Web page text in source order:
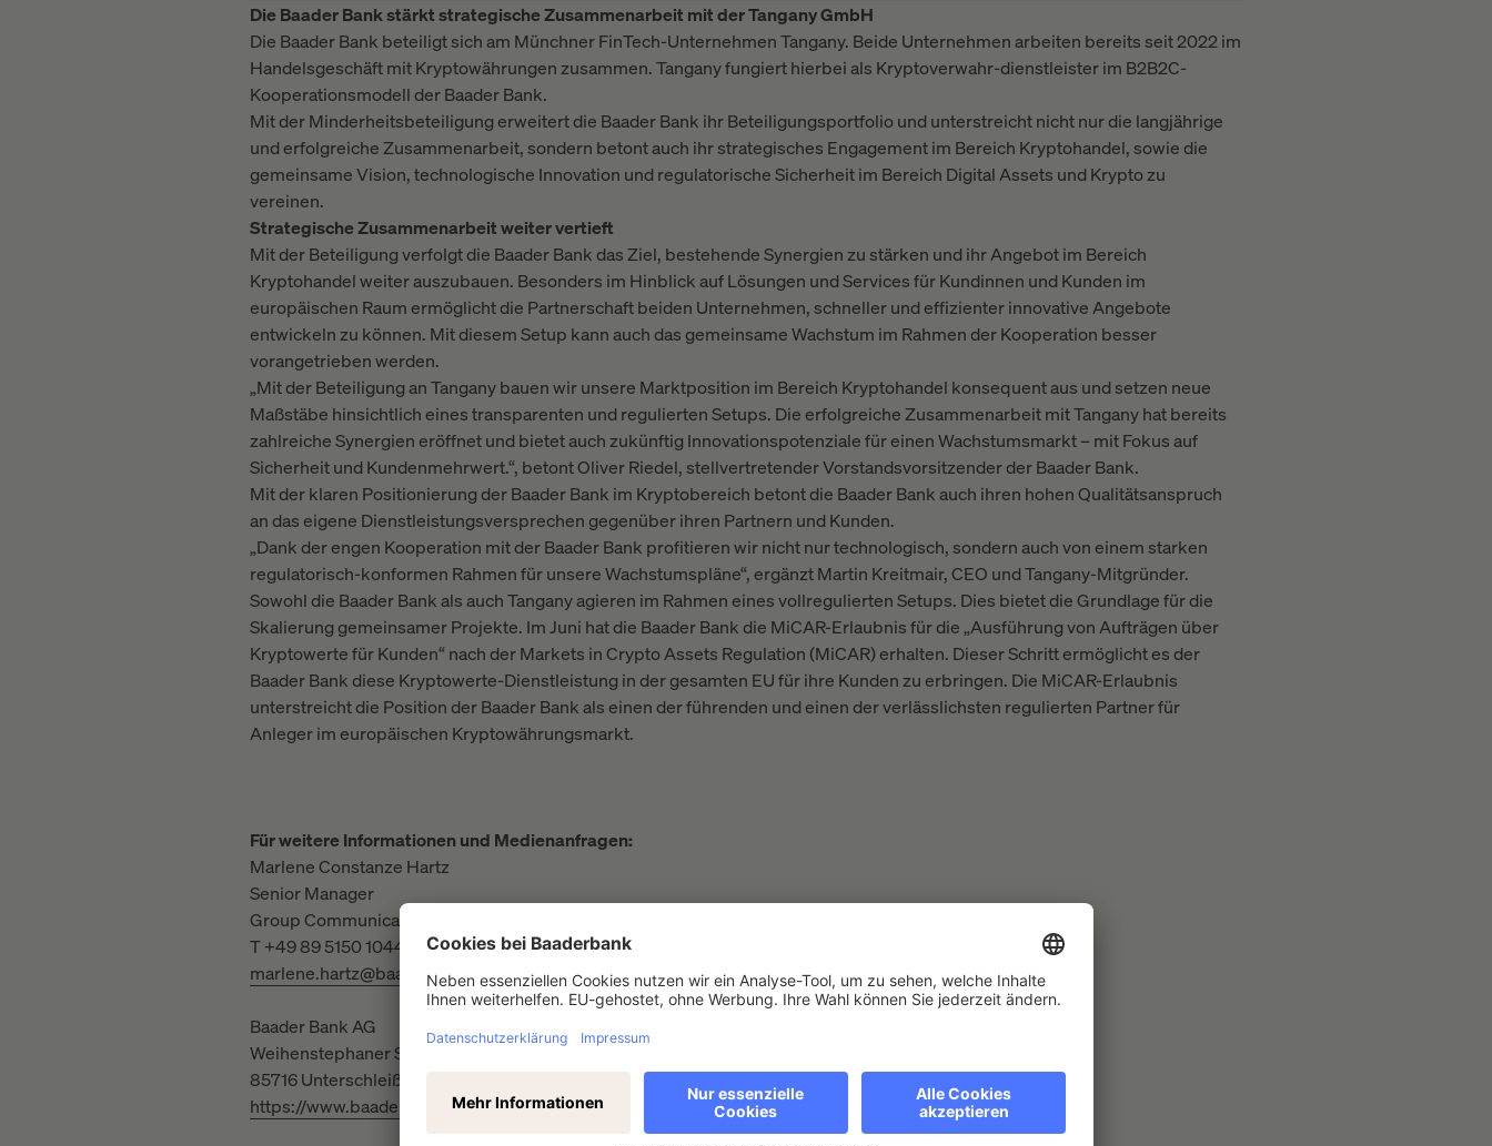
Die Baader Bank stärkt strategische Zusammenarbeit mit der Tangany GmbH
Die Baader Bank beteiligt sich am Münchner FinTech-Unternehmen Tangany. Beide Unternehmen arbeiten bereits seit 2022 im
Handelsgeschäft mit Kryptowährungen zusammen. Tangany fungiert hierbei als Kryptoverwahr-dienstleister im B2B2C-
Kooperationsmodell der Baader Bank.
Mit der Minderheitsbeteiligung erweitert die Baader Bank ihr Beteiligungsportfolio und unterstreicht nicht nur die langjährige
und erfolgreiche Zusammenarbeit, sondern betont auch ihr strategisches Engagement im Bereich Kryptohandel, sowie die
gemeinsame Vision, technologische Innovation und regulatorische Sicherheit im Bereich Digital Assets und Krypto zu
vereinen.
Strategische Zusammenarbeit weiter vertieft
Mit der Beteiligung verfolgt die Baader Bank das Ziel, bestehende Synergien zu stärken und ihr Angebot im Bereich
Kryptohandel weiter auszubauen. Besonders im Hinblick auf Lösungen und Services für Kundinnen und Kunden im
europäischen Raum ermöglicht die Partnerschaft beiden Unternehmen, schneller und effizienter innovative Angebote
entwickeln zu können. Mit diesem Setup kann auch das gemeinsame Wachstum im Rahmen der Kooperation besser
vorangetrieben werden.
„Mit der Beteiligung an Tangany bauen wir unsere Marktposition im Bereich Kryptohandel konsequent aus und setzen neue
Maßstäbe hinsichtlich eines transparenten und regulierten Setups. Die erfolgreiche Zusammenarbeit mit Tangany hat bereits
zahlreiche Synergien eröffnet und bietet auch zukünftig Innovationspotenziale für einen Wachstumsmarkt – mit Fokus auf
Sicherheit und Kundenmehrwert.“, betont Oliver Riedel, stellvertretender Vorstandsvorsitzender der Baader Bank.
Mit der klaren Positionierung der Baader Bank im Kryptobereich betont die Baader Bank auch ihren hohen Qualitätsanspruch
an das eigene Dienstleistungsversprechen gegenüber ihren Partnern und Kunden.
„Dank der engen Kooperation mit der Baader Bank profitieren wir nicht nur technologisch, sondern auch von einem starken
regulatorisch-konformen Rahmen für unsere Wachstumspläne“, ergänzt Martin Kreitmair, CEO und Tangany-Mitgründer.
Sowohl die Baader Bank als auch Tangany agieren im Rahmen eines vollregulierten Setups. Dies bietet die Grundlage für die
Skalierung gemeinsamer Projekte. Im Juni hat die Baader Bank die MiCAR-Erlaubnis für die „Ausführung von Aufträgen über
Kryptowerte für Kunden“ nach der Markets in Crypto Assets Regulation (MiCAR) erhalten. Dieser Schritt ermöglicht es der
Baader Bank diese Kryptowerte-Dienstleistung in der gesamten EU für ihre Kunden zu erbringen. Die MiCAR-Erlaubnis
unterstreicht die Position der Baader Bank als einen der führenden und einen der verlässlichsten regulierten Partner für
Anleger im europäischen Kryptowährungsmarkt.
Für weitere Informationen und Medienanfragen:
Marlene Constanze Hartz
Senior Manager
Group Communication
T +49 89 5150 1044
marlene.hartz@baaderbank.de
Baader Bank AG
Weihenstephaner Straße 4
85716 Unterschleißheim, Deutschland
https://www.baaderbank.de